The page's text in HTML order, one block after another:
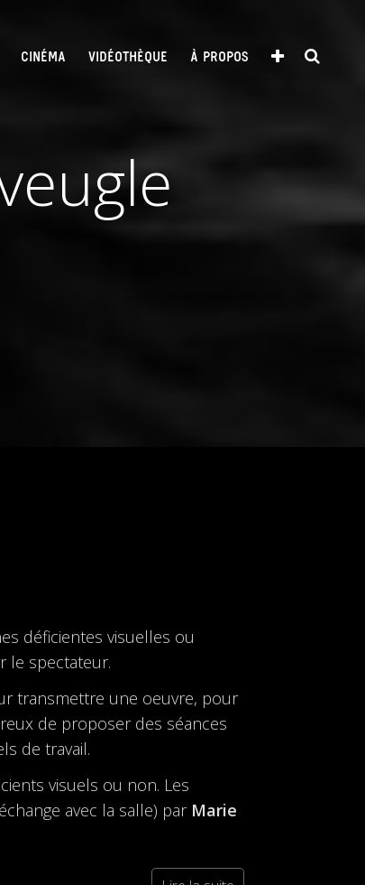
CINÉMA VIDÉOTHÈQUE À PROPOS
déficientes visuelles ou
le spectateur.
transmettre une oeuvre, pour
de proposer des séances
de travail.
visuels ou non. Les
avec la salle) par Marie